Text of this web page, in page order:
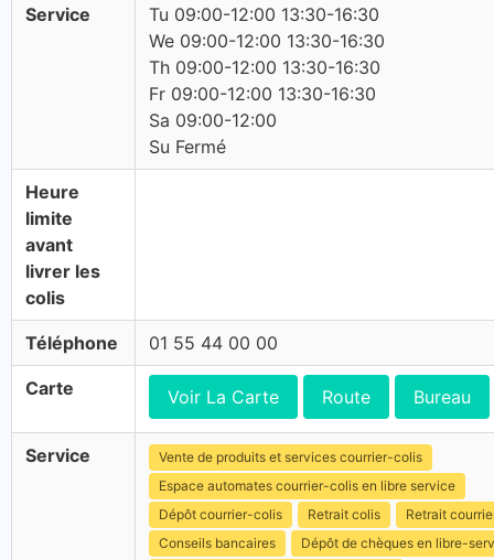
Service
Tu 09:00-12:00 13:30-16:30
We 09:00-12:00 13:30-16:30
Th 09:00-12:00 13:30-16:30
Fr 09:00-12:00 13:30-16:30
Sa 09:00-12:00
Su Fermé
Heure
limite
avant
livrer les
colis
Téléphone 01 55 44 00 00
Carte Voir La Carte Route Bureau
Service
Vente de produits et services courrier-colis
Espace automates courrier-colis en libre service
Dépôt courrier-colis
Retrait colis
Retrait
Conseils bancaires
Dépôt de chèques en libre-